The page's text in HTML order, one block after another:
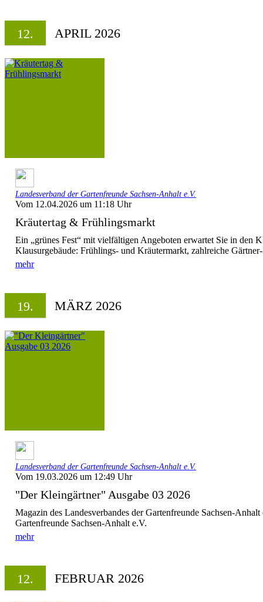
12. APRIL 2026
Landesverband der Gartenfreunde Sachsen-Anhalt e.V.
Vom 12.04.2026 um 11:18 Uhr
Kräutertag & Frühlingsmarkt
Ein „grünes Fest“ mit vielfältigen Angeboten erwartet Sie in den
Klausurgebäude: Frühlings- und Kräutermarkt, zahlreiche
mehr
19. MÄRZ 2026
Landesverband der Gartenfreunde Sachsen-Anhalt e.V.
Vom 19.03.2026 um 12:49 Uhr
"Der Kleingärtner" Ausgabe 03 2026
Magazin des Landesverbandes der Gartenfreunde Sachsen-
Gartenfreunde Sachsen-Anhalt e.V.
mehr
12. FEBRUAR 2026